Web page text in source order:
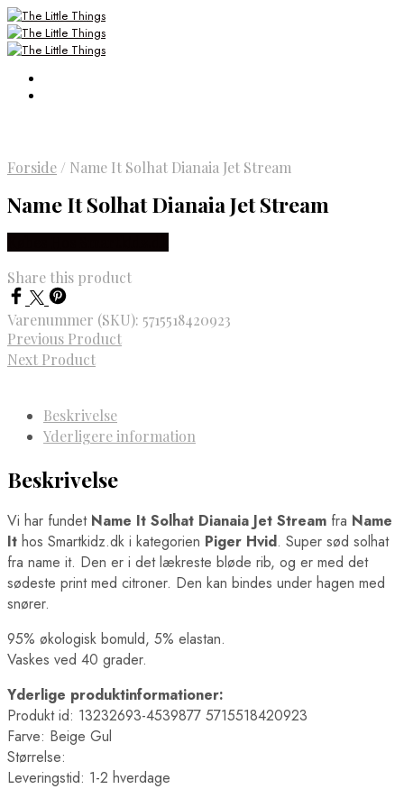
Forside / Name It Solhat Dianaia Jet Stream
Name It Solhat Dianaia Jet Stream
Share this product
Varenummer (SKU): 5715518420923
Previous Product
Next Product
Beskrivelse
Yderligere information
Beskrivelse
Vi har fundet Name It Solhat Dianaia Jet Stream fra Name
It hos Smartkidz.dk i kategorien Piger Hvid. Super sød solhat
fra name it. Den er i det lækreste bløde rib, og er med det
sødeste print med citroner. Den kan bindes under hagen med
snører.
95% økologisk bomuld, 5% elastan.
Vaskes ved 40 grader.
Yderlige produktinformationer:
Produkt id: 13232693-4539877 5715518420923
Farve: Beige Gul
Størrelse:
Leveringstid: 1-2 hverdage